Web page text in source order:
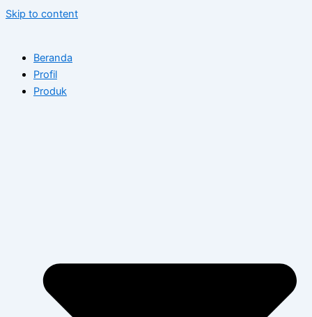
Skip to content
Beranda
Profil
Produk